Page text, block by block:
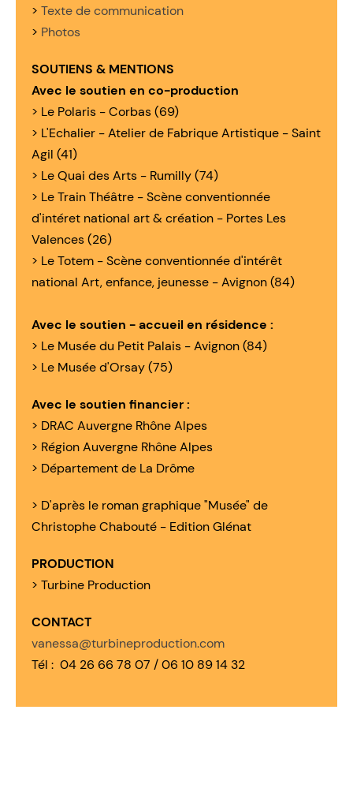
> Texte de communication
> Photos
SOUTIENS & MENTIONS
Avec le soutien en co-production
> Le Polaris - Corbas (69)
> L'Echalier - Atelier de Fabrique Artistique - Saint
Agil (41)
> Le Quai des Arts - Rumilly (74)
> Le Train Théâtre - Scène conventionnée
d'intéret national art & création - Portes Les
Valences (26)
> Le Totem - Scène conventionnée d'intérêt
national Art, enfance, jeunesse - Avignon (84)
Avec le soutien - accueil en résidence :
> Le Musée du Petit Palais - Avignon (84)
> Le Musée d'Orsay (75)
Avec le soutien financier :
> DRAC Auvergne Rhône Alpes
> Région Auvergne Rhône Alpes
> Département de La Drôme
> D'après le roman graphique "Musée" de
Christophe Chabouté - Edition Glénat
PRODUCTION
> Turbine Production
CONTACT
vanessa@turbineproduction.com
Tél : 04 26 66 78 07 / 06 10 89 14 32